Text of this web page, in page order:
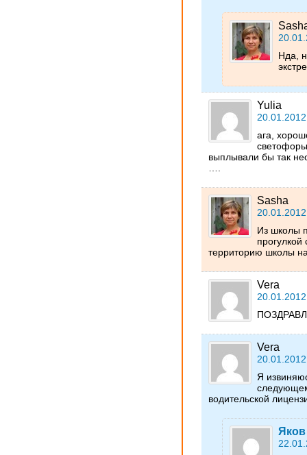
Нда,
Yulia
ага,
выплывали бы так
….
Sasha
Из школы
прогулкой
территорию школы
Vera
Vera
Я
водительской
Яков